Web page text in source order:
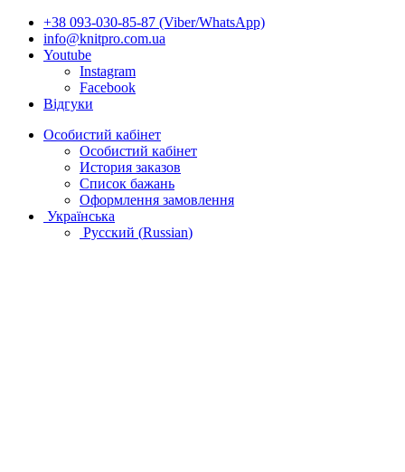
+38 093-030-85-87 (Viber/WhatsApp)
info@knitpro.com.ua
Youtube
Instagram
Facebook
Відгуки
Особистий кабінет
Особистий кабінет
История заказов
Список бажань
Оформлення замовлення
Українська
Русский (Russian)